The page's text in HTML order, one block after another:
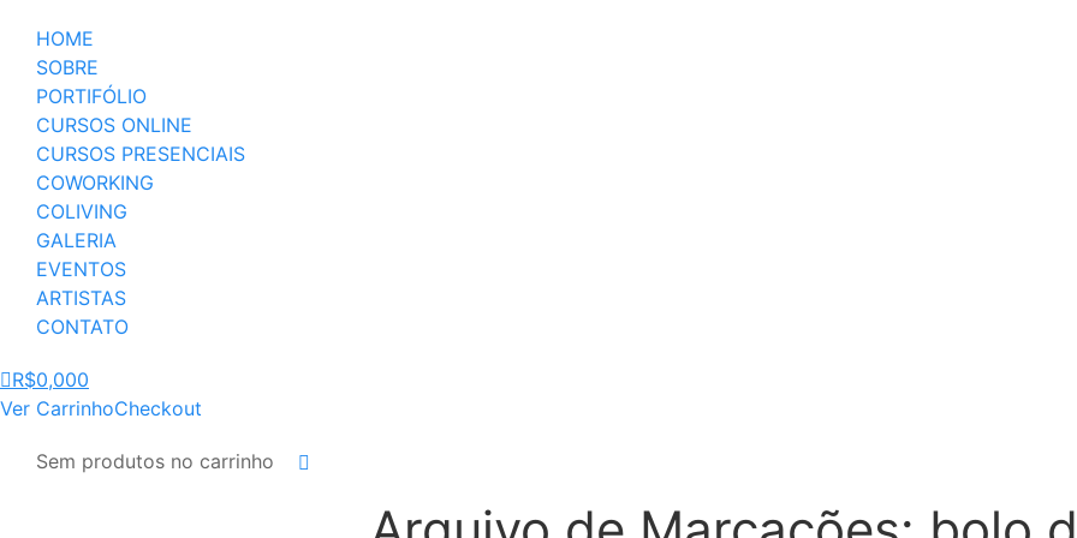
HOME
SOBRE
PORTIFÓLIO
CURSOS ONLINE
CURSOS PRESENCIAIS
COWORKING
COLIVING
GALERIA
EVENTOS
ARTISTAS
CONTATO
R$0,000
Ver CarrinhoCheckout
Sem produtos no carrinho Buscar